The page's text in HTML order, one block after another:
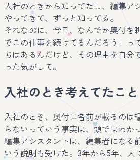
入社のときから知ってたし、編集ア
やってきて、ずっと知ってる。
それなのに、今日、なんでか奥付を
でこの仕事を続けてるんだろう」っ
ちはあるんだけど、その理由を自分
った気がして。
入社のとき考えてたこと
入社のとき、奥付に名前が載るのは
らないっていう事実は、頭ではわか
編集アシスタントは、編集者になる
いう説明も受けた。3年から5年、人